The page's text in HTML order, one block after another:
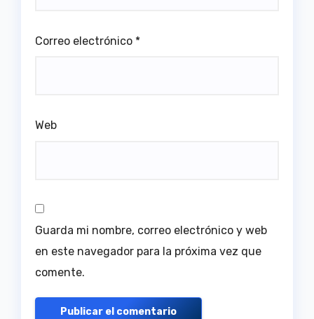
Correo electrónico *
Web
Guarda mi nombre, correo electrónico y web
en este navegador para la próxima vez que
comente.